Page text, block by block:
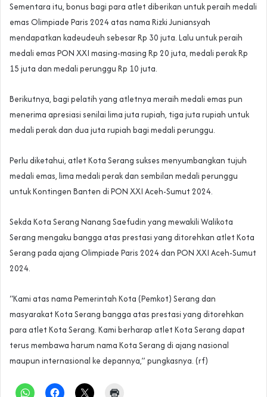
Sementara itu, bonus bagi para atlet diberikan untuk peraih medali
emas Olimpiade Paris 2024 atas nama Rizki Juniansyah
mendapatkan kadeudeuh sebesar Rp 30 juta. Lalu untuk peraih
medali emas PON XXI masing-masing Rp 20 juta, medali perak Rp
15 juta dan medali perunggu Rp 10 juta.
Berikutnya, bagi pelatih yang atletnya meraih medali emas pun
menerima apresiasi senilai lima juta rupiah, tiga juta rupiah untuk
medali perak dan dua juta rupiah bagi medali perunggu.
Perlu diketahui, atlet Kota Serang sukses menyumbangkan tujuh
medali emas, lima medali perak dan sembilan medali perunggu
untuk Kontingen Banten di PON XXI Aceh-Sumut 2024.
Sekda Kota Serang Nanang Saefudin yang mewakili Walikota
Serang mengaku bangga atas prestasi yang ditorehkan atlet Kota
Serang pada ajang Olimpiade Paris 2024 dan PON XXI Aceh-Sumut
2024.
“Kami atas nama Pemerintah Kota (Pemkot) Serang dan
masyarakat Kota Serang bangga atas prestasi yang ditorehkan
para atlet Kota Serang. Kami berharap atlet Kota Serang dapat
terus membawa harum nama Kota Serang di ajang nasional
maupun internasional ke depannya,” pungkasnya. (rf)